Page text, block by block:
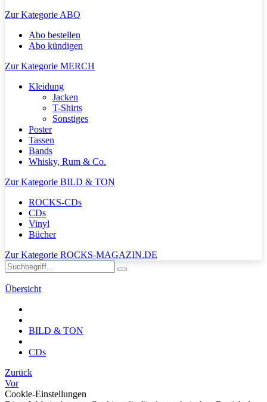
Zur Kategorie ABO
Abo bestellen
Abo kündigen
Zur Kategorie MERCH
Kleidung
Jacken
T-Shirts
Sonstiges
Poster
Tassen
Bands
Whisky, Rum & Co.
Zur Kategorie BILD & TON
ROCKS-CDs
CDs
Vinyl
Bücher
Zur Kategorie ROCKS-MAGAZIN.DE
Übersicht
BILD & TON
CDs
Zurück
Vor
Cookie-Einstellungen